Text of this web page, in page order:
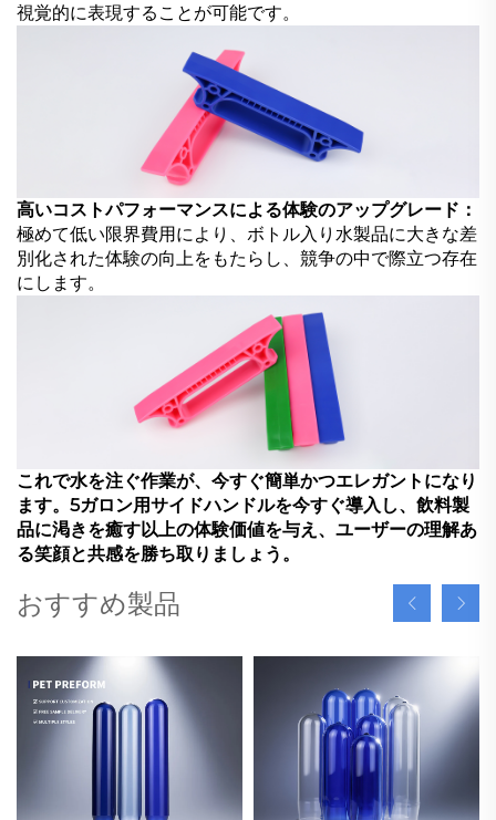
視覚的に表現することが可能です。
高いコストパフォーマンスによる体験のアップグレード：
極めて低い限界費用により、ボトル入り水製品に大きな差
別化された体験の向上をもたらし、競争の中で際立つ存在
にします。
これで水を注ぐ作業が、今すぐ簡単かつエレガントになり
ます。5ガロン用サイドハンドルを今すぐ導入し、飲料製
品に渇きを癒す以上の体験価値を与え、ユーザーの理解あ
る笑顔と共感を勝ち取りましょう。
おすすめ製品